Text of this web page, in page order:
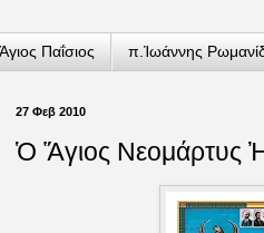
Παΐσιος π.Ἰωάννης
27 Φεβ 2010
Ὁ Ἅγιος Νεομάρτυς